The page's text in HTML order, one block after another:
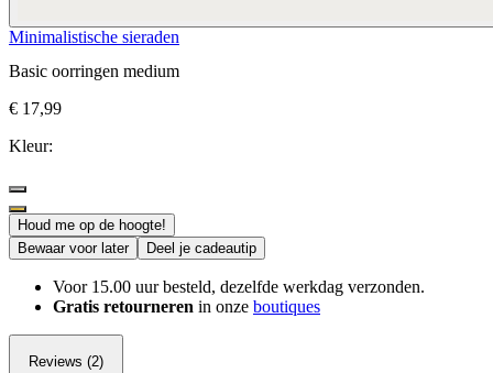
Minimalistische sieraden
Basic oorringen medium
€ 17,99
Kleur:
Houd me op de hoogte!
Bewaar voor later
Deel je cadeautip
Voor 15.00 uur besteld, dezelfde werkdag verzonden.
Gratis retourneren in onze boutiques
Reviews (2)